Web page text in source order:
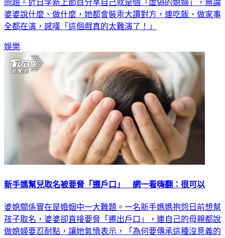
問題。近日李新上節目分享自己就是個「虛偽的媳婦」，無論
婆婆說什麼、做什麼，她都會裝乖大讚對方，連吃飯、做家事
全都在演，感嘆「這個戲真的太難演了！」
娛樂
新手媽幫兒取名被要脅「遷戶口」 網一看嗨翻：很可以
婆媳關係實在是婚姻中一大難題。一名新手媽媽抱怨日前想幫
孩子取名，婆婆卻直接要脅「遷出戶口」，連自己的母親都說
做媳婦要忍耐點，讓她氣憤表示，「為何要傳承這種沒意義的